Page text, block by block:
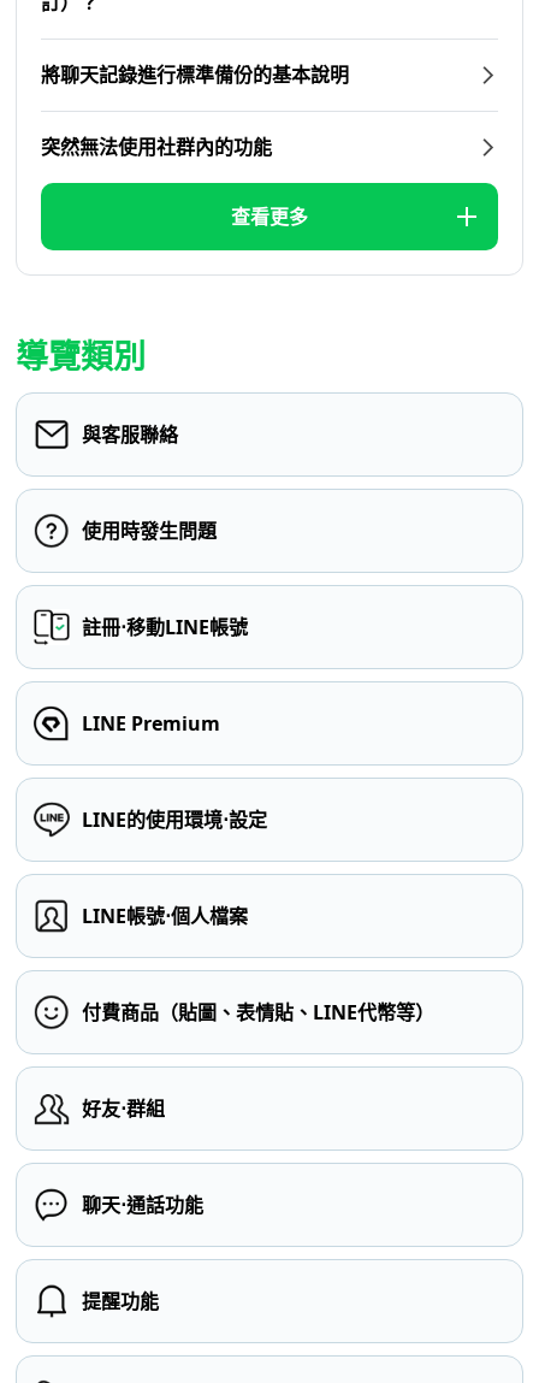
將聊天記錄進行標準備份的基本說明
突然無法使用社群內的功能
查看更多
導覽類別
與客服聯絡
使用時發生問題
註冊⋅移動LINE帳號
LINE Premium
LINE的使用環境⋅設定
LINE帳號⋅個人檔案
付費商品（貼圖、表情貼、LINE代幣等）
好友⋅群組
聊天⋅通話功能
提醒功能